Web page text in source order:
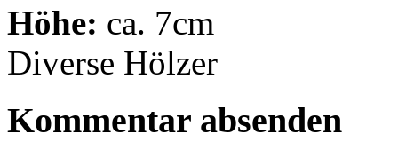
Höhe: ca. 7cm
Diverse Hölzer
Kommentar absenden